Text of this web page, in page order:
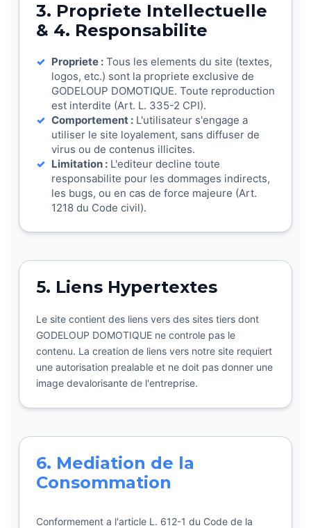
3. Propriete Intellectuelle
& 4. Responsabilite
Propriete : Tous les elements du site (textes,
logos, etc.) sont la propriete exclusive de
GODELOUP DOMOTIQUE. Toute reproduction
est interdite (Art. L. 335-2 CPI).
Comportement : L'utilisateur s'engage a
utiliser le site loyalement, sans diffuser de
virus ou de contenus illicites.
Limitation : L'editeur decline toute
responsabilite pour les dommages indirects,
les bugs, ou en cas de force majeure (Art.
1218 du Code civil).
5. Liens Hypertextes
Le site contient des liens vers des sites tiers dont
GODELOUP DOMOTIQUE ne controle pas le
contenu. La creation de liens vers notre site requiert
une autorisation prealable et ne doit pas donner une
image devalorisante de l'entreprise.
6. Mediation de la
Consommation
Conformement a l'article L. 612-1 du Code de la